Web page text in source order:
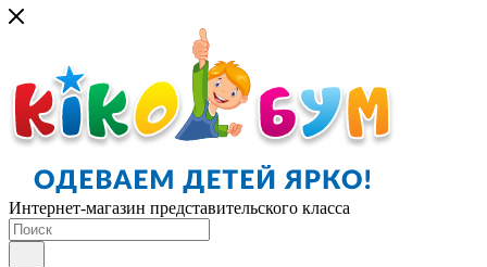
Интернет-магазин представительского класса